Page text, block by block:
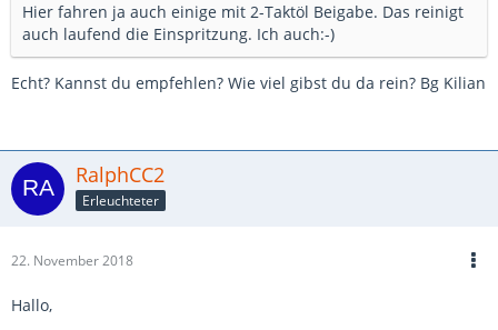
Hier fahren ja auch einige mit 2-Taktöl Beigabe. Das reinigt
auch laufend die Einspritzung. Ich auch:-)
Echt? Kannst du empfehlen? Wie viel gibst du da rein? Bg Kilian
RalphCC2
Erleuchteter
22. November 2018
Hallo,